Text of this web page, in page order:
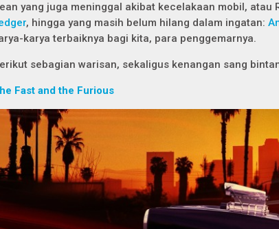
yang juga meninggal akibat kecelakaan mobil, atau
, hingga yang masih belum hilang dalam ingatan:
karya terbaiknya bagi kita, para penggemarnya.
sebagian warisan, sekaligus kenangan sang
Fast and the Furious